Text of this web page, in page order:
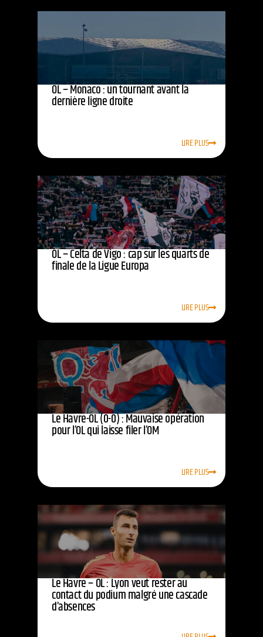
OL – Monaco : un tournant avant la
dernière ligne droite
LIRE PLUS
OL – Celta de Vigo : cap sur les quarts de
finale de la Ligue Europa
LIRE PLUS
Le Havre-OL (0-0) : Mauvaise opération
pour l’OL qui laisse filer l’OM
LIRE PLUS
Le Havre – OL : Lyon veut rester au
contact du podium malgré une cascade
d’absences